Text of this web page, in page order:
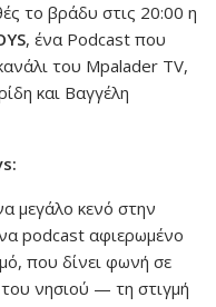
το βράδυ στις 20:00 η
, ένα Podcast που
του Mpalader TV,
και Βαγγέλη
μεγάλο κενό στην
podcast αφιερωμένο
που δίνει φωνή σε
νησιού — τη στιγμή